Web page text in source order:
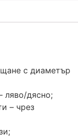
с диаметър
ляво/дясно;
– чрез